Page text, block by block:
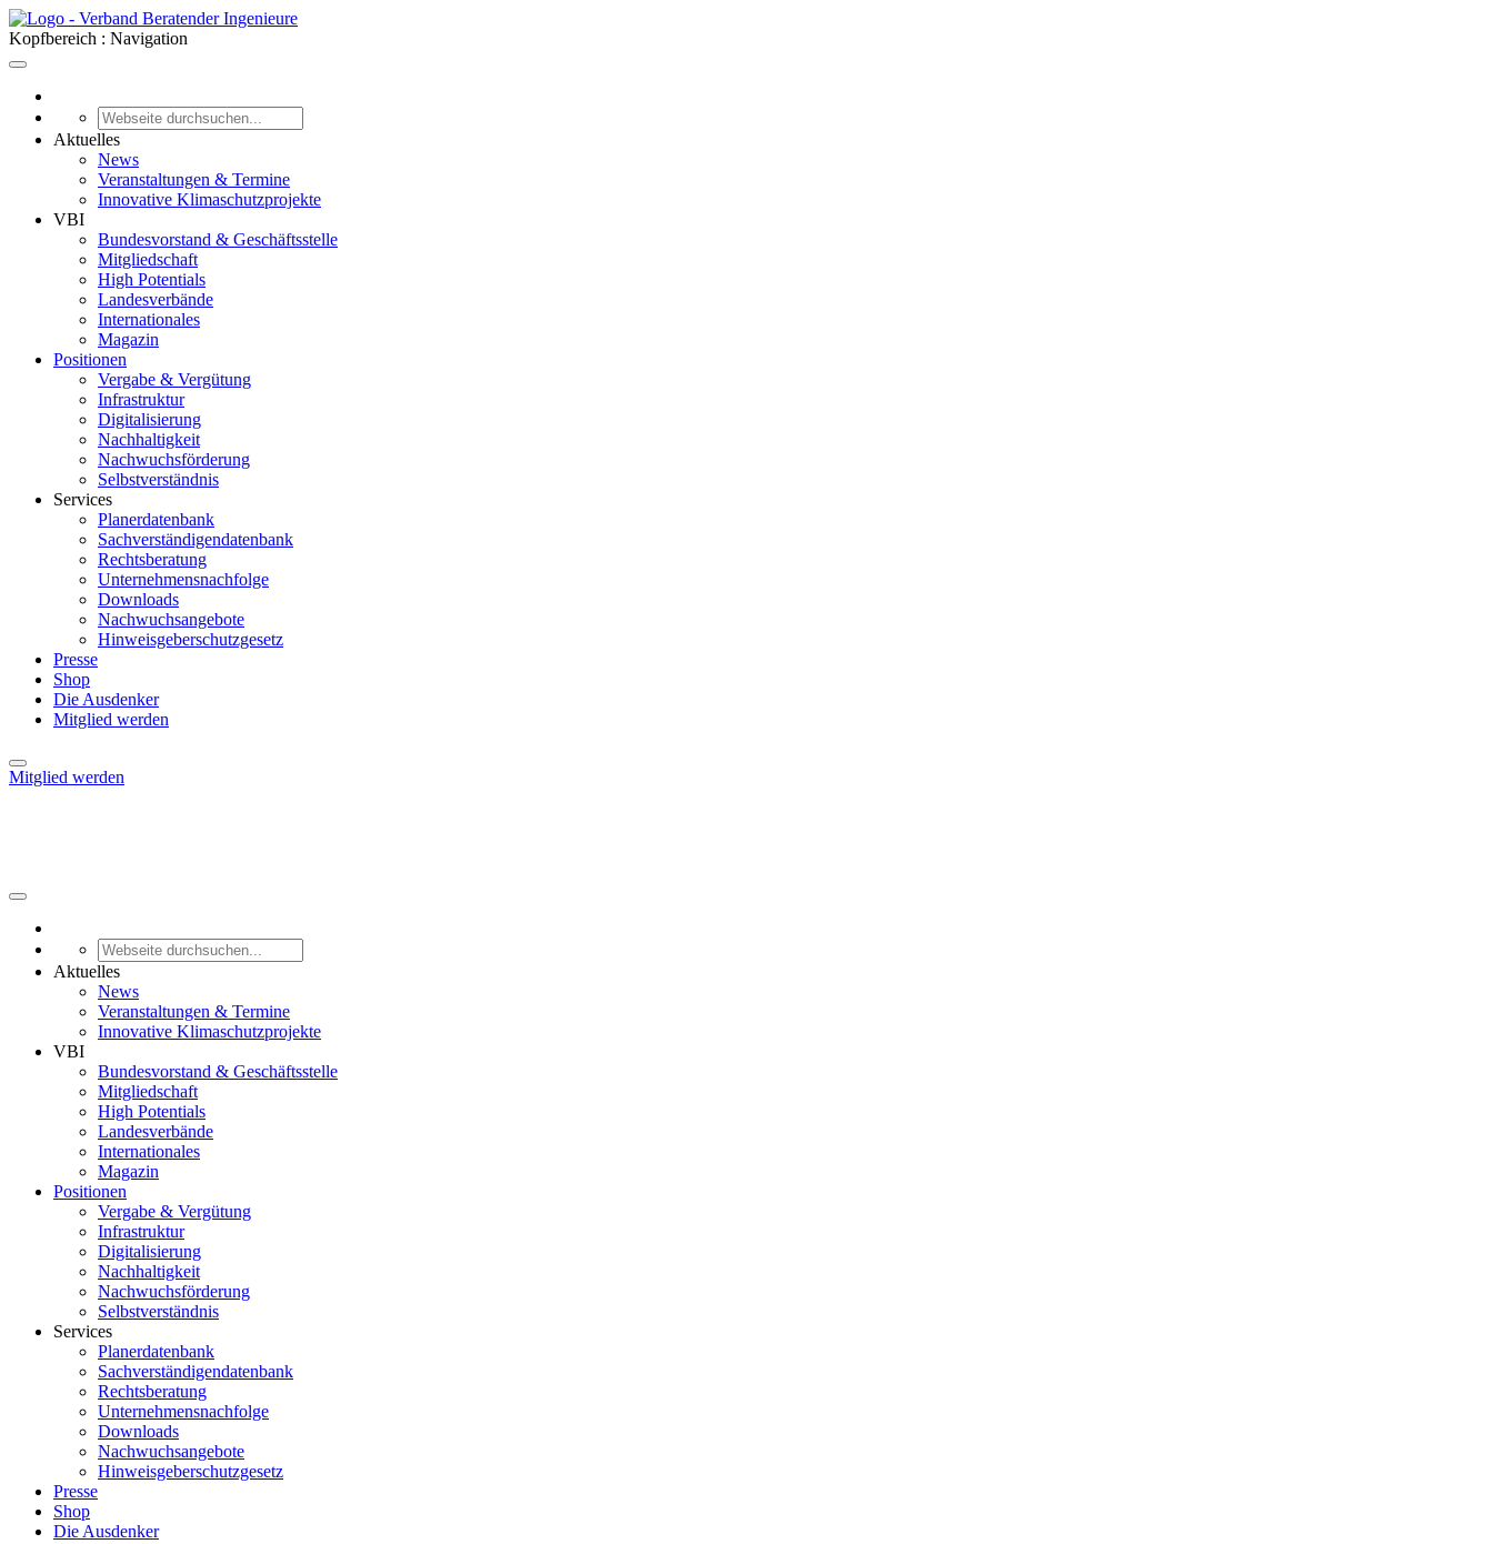
Kopfbereich : Navigation
Aktuelles
News
Veranstaltungen & Termine
Innovative Klimaschutzprojekte
VBI
Bundesvorstand & Geschäftsstelle
Mitgliedschaft
High Potentials
Landesverbände
Internationales
Magazin
Positionen
Vergabe & Vergütung
Infrastruktur
Digitalisierung
Nachhaltigkeit
Nachwuchsförderung
Selbstverständnis
Services
Planerdatenbank
Sachverständigendatenbank
Rechtsberatung
Unternehmensnachfolge
Downloads
Nachwuchsangebote
Hinweisgeberschutzgesetz
Presse
Shop
Die Ausdenker
Mitglied werden
Mitglied werden
Aktuelles
News
Veranstaltungen & Termine
Innovative Klimaschutzprojekte
VBI
Bundesvorstand & Geschäftsstelle
Mitgliedschaft
High Potentials
Landesverbände
Internationales
Magazin
Positionen
Vergabe & Vergütung
Infrastruktur
Digitalisierung
Nachhaltigkeit
Nachwuchsförderung
Selbstverständnis
Services
Planerdatenbank
Sachverständigendatenbank
Rechtsberatung
Unternehmensnachfolge
Downloads
Nachwuchsangebote
Hinweisgeberschutzgesetz
Presse
Shop
Die Ausdenker